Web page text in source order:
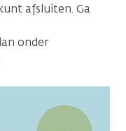
afsluiten. Ga
onder